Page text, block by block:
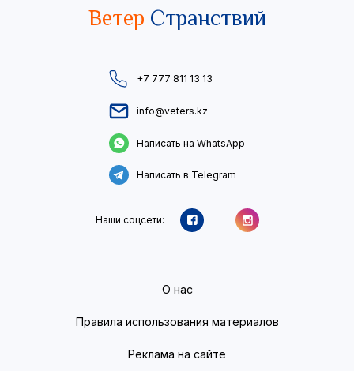
Ветер Странствий
+7 777 811 13 13
info@veters.kz
Написать на WhatsApp
Написать в Telegram
Наши соцсети:
О нас
Правила использования материалов
Реклама на сайте